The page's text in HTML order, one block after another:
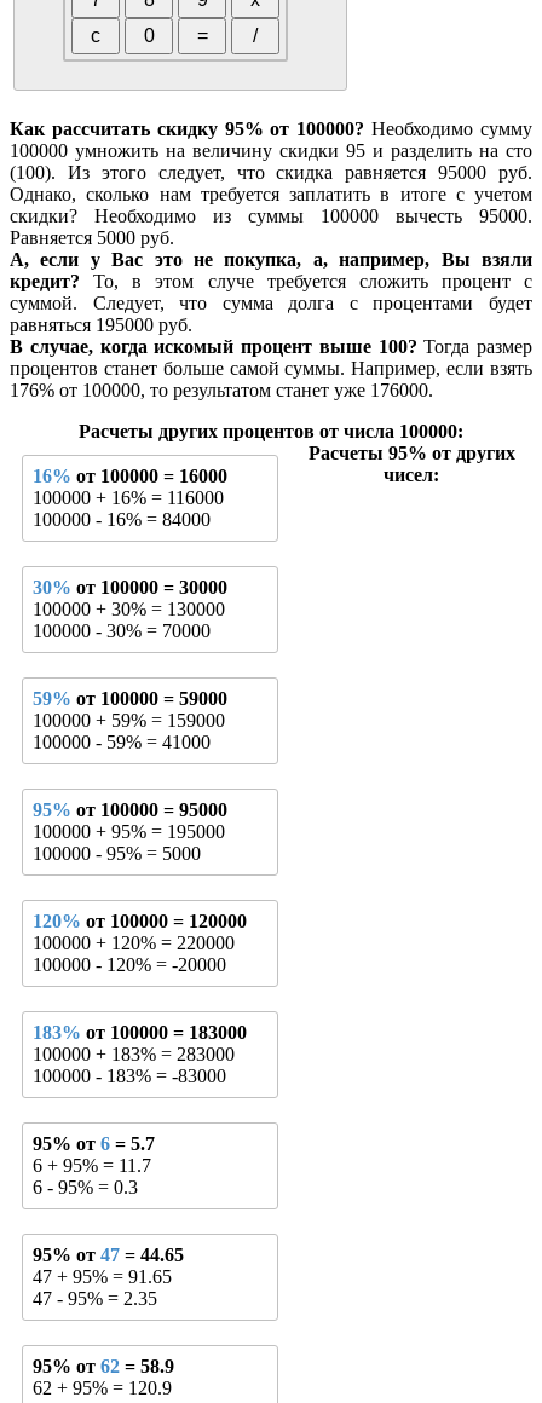
Как рассчитать скидку 95% от 100000? Необходимо сумму
100000 умножить на величину скидки 95 и разделить на сто
(100). Из этого следует, что скидка равняется 95000 руб.
Однако, сколько нам требуется заплатить в итоге с учетом
скидки? Необходимо из суммы 100000 вычесть 95000.
Равняется 5000 руб.
А, если у Вас это не покупка, а, например, Вы взяли
кредит? То, в этом случе требуется сложить процент с
суммой. Следует, что сумма долга с процентами будет
равняться 195000 руб.
В случае, когда искомый процент выше 100? Тогда размер
процентов станет больше самой суммы. Например, если взять
176% от 100000, то результатом станет уже 176000.
Расчеты других процентов от числа 100000:
16% от 100000 = 16000
100000 + 16% = 116000
100000 - 16% = 84000
30% от 100000 = 30000
100000 + 30% = 130000
100000 - 30% = 70000
59% от 100000 = 59000
100000 + 59% = 159000
100000 - 59% = 41000
95% от 100000 = 95000
100000 + 95% = 195000
100000 - 95% = 5000
120% от 100000 = 120000
100000 + 120% = 220000
100000 - 120% = -20000
183% от 100000 = 183000
100000 + 183% = 283000
100000 - 183% = -83000
Расчеты 95% от других
чисел:
95% от 6 = 5.7
6 + 95% = 11.7
6 - 95% = 0.3
95% от 47 = 44.65
47 + 95% = 91.65
47 - 95% = 2.35
95% от 62 = 58.9
62 + 95% = 120.9